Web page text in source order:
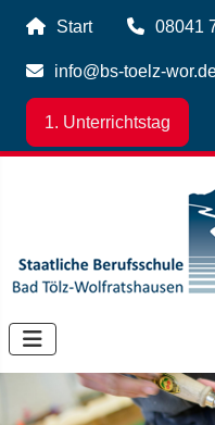
Start 08041
info@bs-toelz-
1. Unterrichtstag